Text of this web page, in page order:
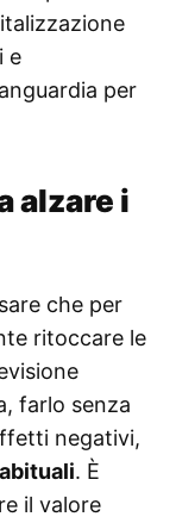
e
per
alzare i
che per
ritoccare le
farlo senza
negativi,
. È
il valore